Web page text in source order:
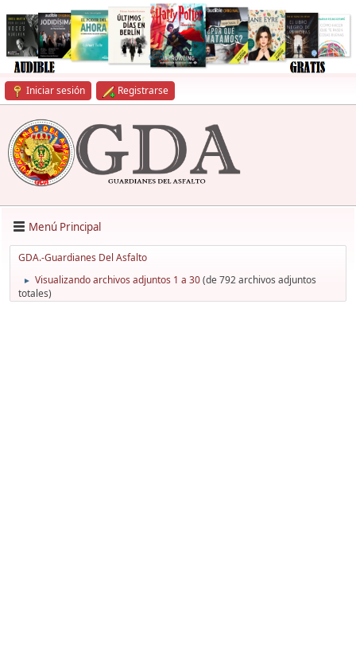
Iniciar sesión Registrarse
Menú Principal
GDA.-Guardianes Del Asfalto
► Visualizando archivos adjuntos 1 a 30(de 792 archivos adjuntos
totales)